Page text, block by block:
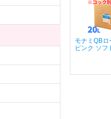
モナミQBロ
ピンク ソフ